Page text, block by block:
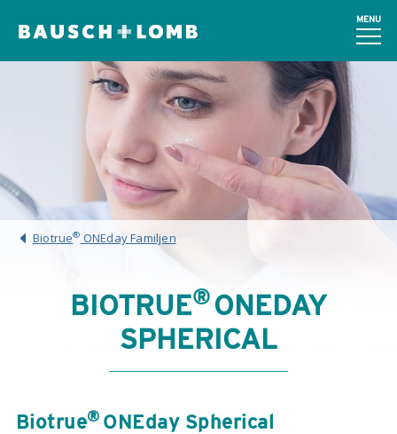
MENU
Biotrue® ONEday Familjen
BIOTRUE®ONEDAY
SPHERICAL
Biotrue® ONEday Spherical